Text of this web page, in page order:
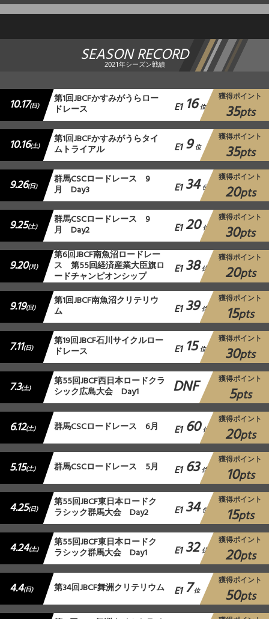
SEASON RECORD
2021年シーズン戦績
10.17(日) 第1回JBCFかすみがうらロー
ドレース E1 16 位
獲得ポイント
35pts
10.16(土) 第1回JBCFかすみがうらタイ
ムトライアル E1 9 位
獲得ポイント
35pts
9.26(日) 群⾺CSCロードレース 9
月 Day3 E1 34 位
獲得ポイント
20pts
9.25(土) 群⾺CSCロードレース 9
月 Day2 E1 20 位
獲得ポイント
30pts
9.20(月)
第6回JBCF南魚沼ロードレー
ス 第55回経済産業大臣旗ロ
ードチャンピオンシップ E1 38 位
獲得ポイント
20pts
9.19(日) 第1回JBCF南魚沼クリテリウ
ム E1 39 位
獲得ポイント
15pts
7.11(日) 第19回JBCF石川サイクルロー
ドレース E1 15 位
獲得ポイント
30pts
7.3(土) 第55回JBCF西日本ロードクラ
シック広島大会 Day1 DNF 獲得ポイント
5pts
6.12(土) 群⾺CSCロードレース 6月 E1 60 位
獲得ポイント
20pts
5.15(土) 群馬CSCロードレース 5月 E1 63 位
獲得ポイント
10pts
4.25(日) 第55回JBCF東日本ロードク
ラシック群馬大会 Day2 E1 34 位
獲得ポイント
15pts
4.24(土) 第55回JBCF東日本ロードク
ラシック群馬大会 Day1 E1 32 位
獲得ポイント
20pts
4.4(日) 第34回JBCF舞洲クリテリウム E1 7 位
獲得ポイント
50pts